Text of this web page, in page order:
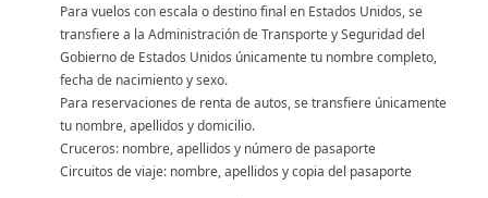
Para vuelos con escala o destino final en Estados Unidos, se
transfiere a la Administración de Transporte y Seguridad del
Gobierno de Estados Unidos únicamente tu nombre completo,
fecha de nacimiento y sexo.
Para reservaciones de renta de autos, se transfiere únicamente
tu nombre, apellidos y domicilio.
Cruceros: nombre, apellidos y número de pasaporte
Circuitos de viaje: nombre, apellidos y copia del pasaporte